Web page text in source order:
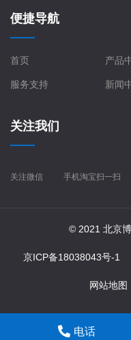
便捷导航
首页 产品
服务支持 新闻
关注我们
关注微信 手机淘宝扫一扫
© 2021 北京
京ICP备18038043号-1
网站地图
电话